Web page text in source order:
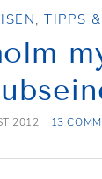
,TIPPS
2012 13